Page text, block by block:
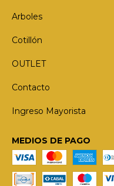
Arboles
Cotillón
OUTLET
Contacto
Ingreso Mayorista
MEDIOS DE PAGO